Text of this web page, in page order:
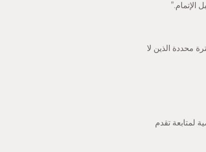
الإتمام.”
محددة الذين لا
شخصية لمتابعة تقدم